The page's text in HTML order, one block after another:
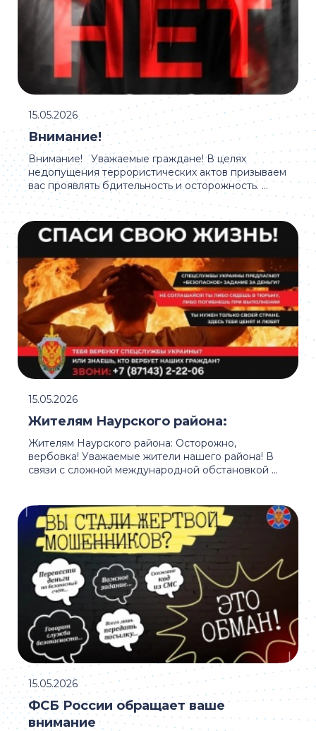
Внимание! Уважаемые граждане! В целях
недопущения террористических актов призываем
вас проявлять бдительность и осторожность. ...
Внимание!
15.05.2026
Жителям Наурского района: Осторожно,
вербовка! Уважаемые жители нашего района! В
связи с сложной международной обстановкой ...
Жителям Наурского района:
15.05.2026
ФСБ России обращает ваше
внимание
15.05.2026